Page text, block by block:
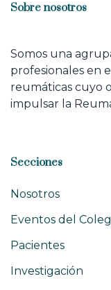
Sobre nosotros
Somos una
profesionales en
reumáticas cuyo
impulsar la
Secciones
Nosotros
Eventos del
Pacientes
Investigación